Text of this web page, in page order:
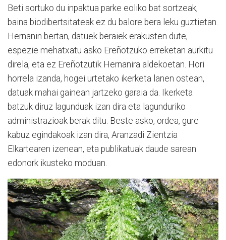
Beti sortuko du inpaktua parke eoliko bat sortzeak,
baina biodibertsitateak ez du balore bera leku guztietan.
Hernanin bertan, datuek beraiek erakusten dute,
espezie mehatxatu asko Ereñotzuko erreketan aurkitu
direla, eta ez Ereñotzutik Hernanira aldekoetan. Hori
horrela izanda, hogei urtetako ikerketa lanen ostean,
datuak mahai gainean jartzeko garaia da. Ikerketa
batzuk diruz lagunduak izan dira eta lagunduriko
administrazioak berak ditu. Beste asko, ordea, gure
kabuz egindakoak izan dira, Aranzadi Zientzia
Elkartearen izenean, eta publikatuak daude sarean
edonork ikusteko moduan.